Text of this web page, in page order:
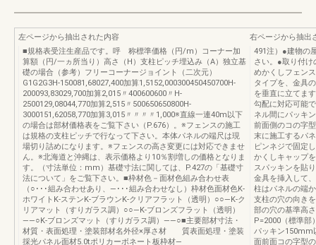
左ページから抽出された内容
■規格表受注生産品です。呼 称標準価格（円/m）コーナー加
算額（円/一ヵ所当り）高さ（H）支柱ピッチ埋込み（A）独立基
礎の場合（参考）フリーコーナージョイント（二次元）
G1G2G3H-150081,68027,400加算1,5152,000300450450700H-
200093,83029,700加算2,015〃400600600〃H-
2500129,08044,770加算2,515〃500650650800H-
3000151,62058,770加算3,015〃〃〃〃1,000※直線一連40m以下
の場合は部材価格表をご覧下さい（P.676）。※フェンスの施工
は規格の支柱ピッチで行なって下さい。本体パネルの端尺は現
場切り詰めになります。※フェンスの高さ変更には対応できませ
ん。※北海道と沖縄は、表示価格より10％割増しの価格となりま
す。（寸法単位：mm）基礎寸法に関しては、P.427の「基礎寸
法について」をご覧下さい。■枠材色－面材色組み合わせ表
（○･･･組み合わせあり、―･･･組み合わせなし）枠材色面材色K-
ホワイトK-ステンK-ブラウンK-クリアフラット（透明）○○―K-ク
リアマット（すりガラス調）○○―K-ブロンズフラット（透明）
――○K-ブロンズマット（すりガラス調）――○■主要部材寸法・
材質・表面処理・塗装部材名外径×厚さ材 質表面処理・塗装
採光パネル面材5.0tポリカーボネート板枠材—
右ページから抽出
491注）●建物の
さい。●取り付け
めかくしフェン
タイプを、金具
を垂直に立てま
勾配に対応可能
ネル間にパッキ
前面側のコの字
末に施工するパ
ピンネジで固定
かくしキャップ
スパッキンを貼
金具を挿入して
柱はパネルの端
支柱の穴の向き
部の穴の基準高
P=2000（標準部
パッキン150mm
面前面コの字型